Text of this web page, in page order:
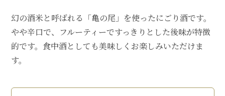
幻の酒米と呼ばれる「亀の尾」を使ったにごり酒です。
やや辛口で、フルーティーですっきりとした後味が特徴
的です。食中酒としても美味しくお楽しみいただけま
す。